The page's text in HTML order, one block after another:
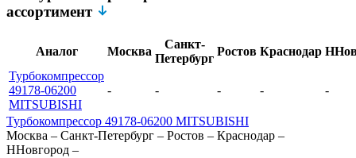
ассортимент
Аналог Москва
Санкт-
Петербург
Ростов Краснодар
Турбокомпрессор
49178-06200
MITSUBISHI
- - - - -
Турбокомпрессор 49178-06200 MITSUBISHI
Москва – Санкт-Петербург – Ростов – Краснодар –
ННовгород –